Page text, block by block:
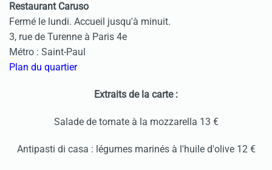
Restaurant Caruso
Fermé le lundi. Accueil jusqu'à minuit.
3, rue de Turenne à Paris 4e
Métro : Saint-Paul
Plan du quartier
Extraits de la carte :
Salade de tomate à la mozzarella 13 €
Antipasti di casa : légumes marinés à l'huile d'olive 12 €